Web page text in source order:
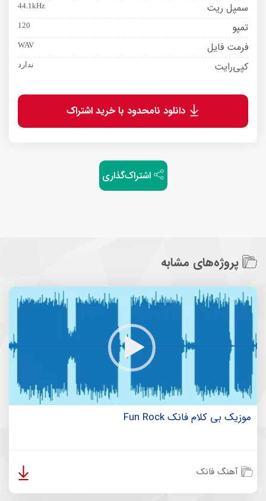
سمپل ریت 44.1kHz
تمپو 120
فرمت فایل WAV
کپی‌رایت ندارد
دانلود نامحدود با خرید اشتراک
اشتراک‌گذاری
پروژه‌های مشابه
موزیک بی کلام فانک Fun Rock
آهنگ فانک